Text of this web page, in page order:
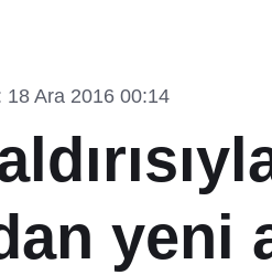
18 Ara 2016 00:14
yeni